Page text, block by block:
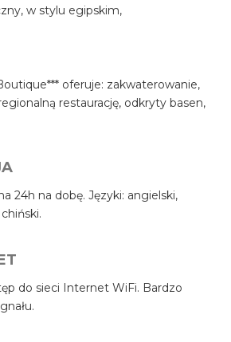
w stylu egipskim,
oferuje: zakwaterowanie,
restaurację, odkryty basen,
24h na dobę. Języki: angielski,
do sieci Internet WiFi. Bardzo